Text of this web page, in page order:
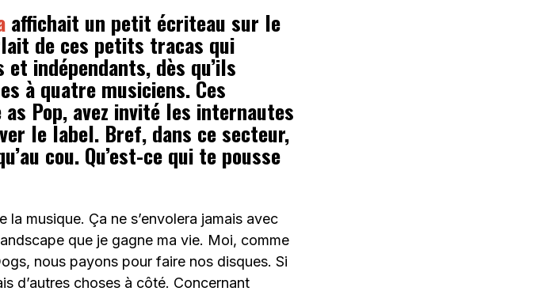
affichait un petit écriteau sur le
de ces petits tracas qui
indépendants, dès qu’ils
à quatre musiciens. Ces
Pop, avez invité les internautes
le label. Bref, dans ce secteur,
cou. Qu’est-ce qui te pousse
musique. Ça ne s’envolera jamais avec
que je gagne ma vie. Moi, comme
nous payons pour faire nos disques. Si
d’autres choses à côté. Concernant